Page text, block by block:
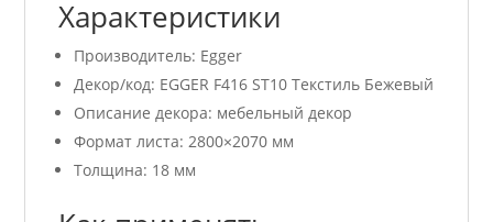
Характеристики
Производитель: Egger
Декор/код: EGGER F416 ST10 Текстиль Бежевый
Описание декора: мебельный декор
Формат листа: 2800×2070 мм
Толщина: 18 мм